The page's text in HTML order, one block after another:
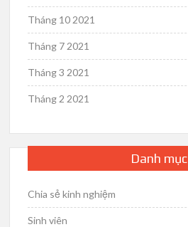
Tháng 10 2021
Tháng 7 2021
Tháng 3 2021
Tháng 2 2021
Danh mục
Chia sẻ kinh nghiệm
Sinh viên